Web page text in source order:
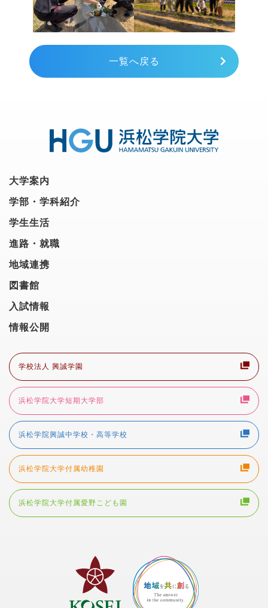
一覧へ戻る
大学案内
学部・学科紹介
学生生活
進路・就職
地域連携
図書館
入試情報
情報公開
学校法人 興誠学園
浜松学院大学短期大学部
浜松学院興誠中学校・高等学校
浜松学院大学付属幼稚園
浜松学院大学付属愛野こども園